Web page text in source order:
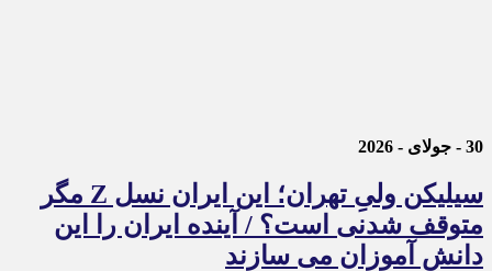
30 - جولای - 2026
سیلیکن ولیِ تهران؛ این ایران نسل Z مگر
متوقف شدنی است؟ / آینده ایران را این
دانش آموزان می سازند